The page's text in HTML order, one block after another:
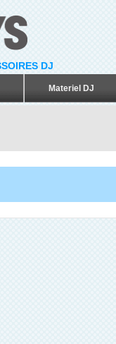
DJ
Materiel DJ